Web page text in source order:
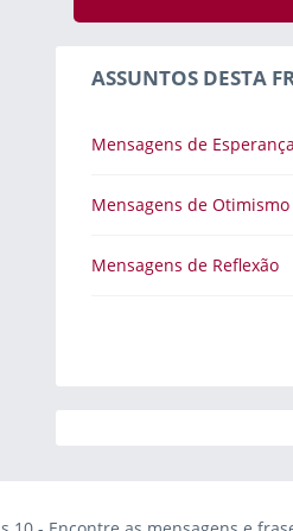
ASSUNTOS DESTA
Mensagens de Esperança
Mensagens de Otimismo
Mensagens de Reflexão